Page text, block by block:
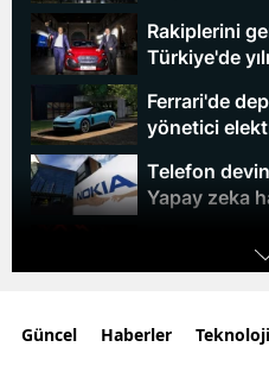
Rakiplerini
Türkiye'de
Ferrari'de
yönetici
Telefon
Yapay zeka
veri
yeni halka
Güncel Haberler Teknoloji